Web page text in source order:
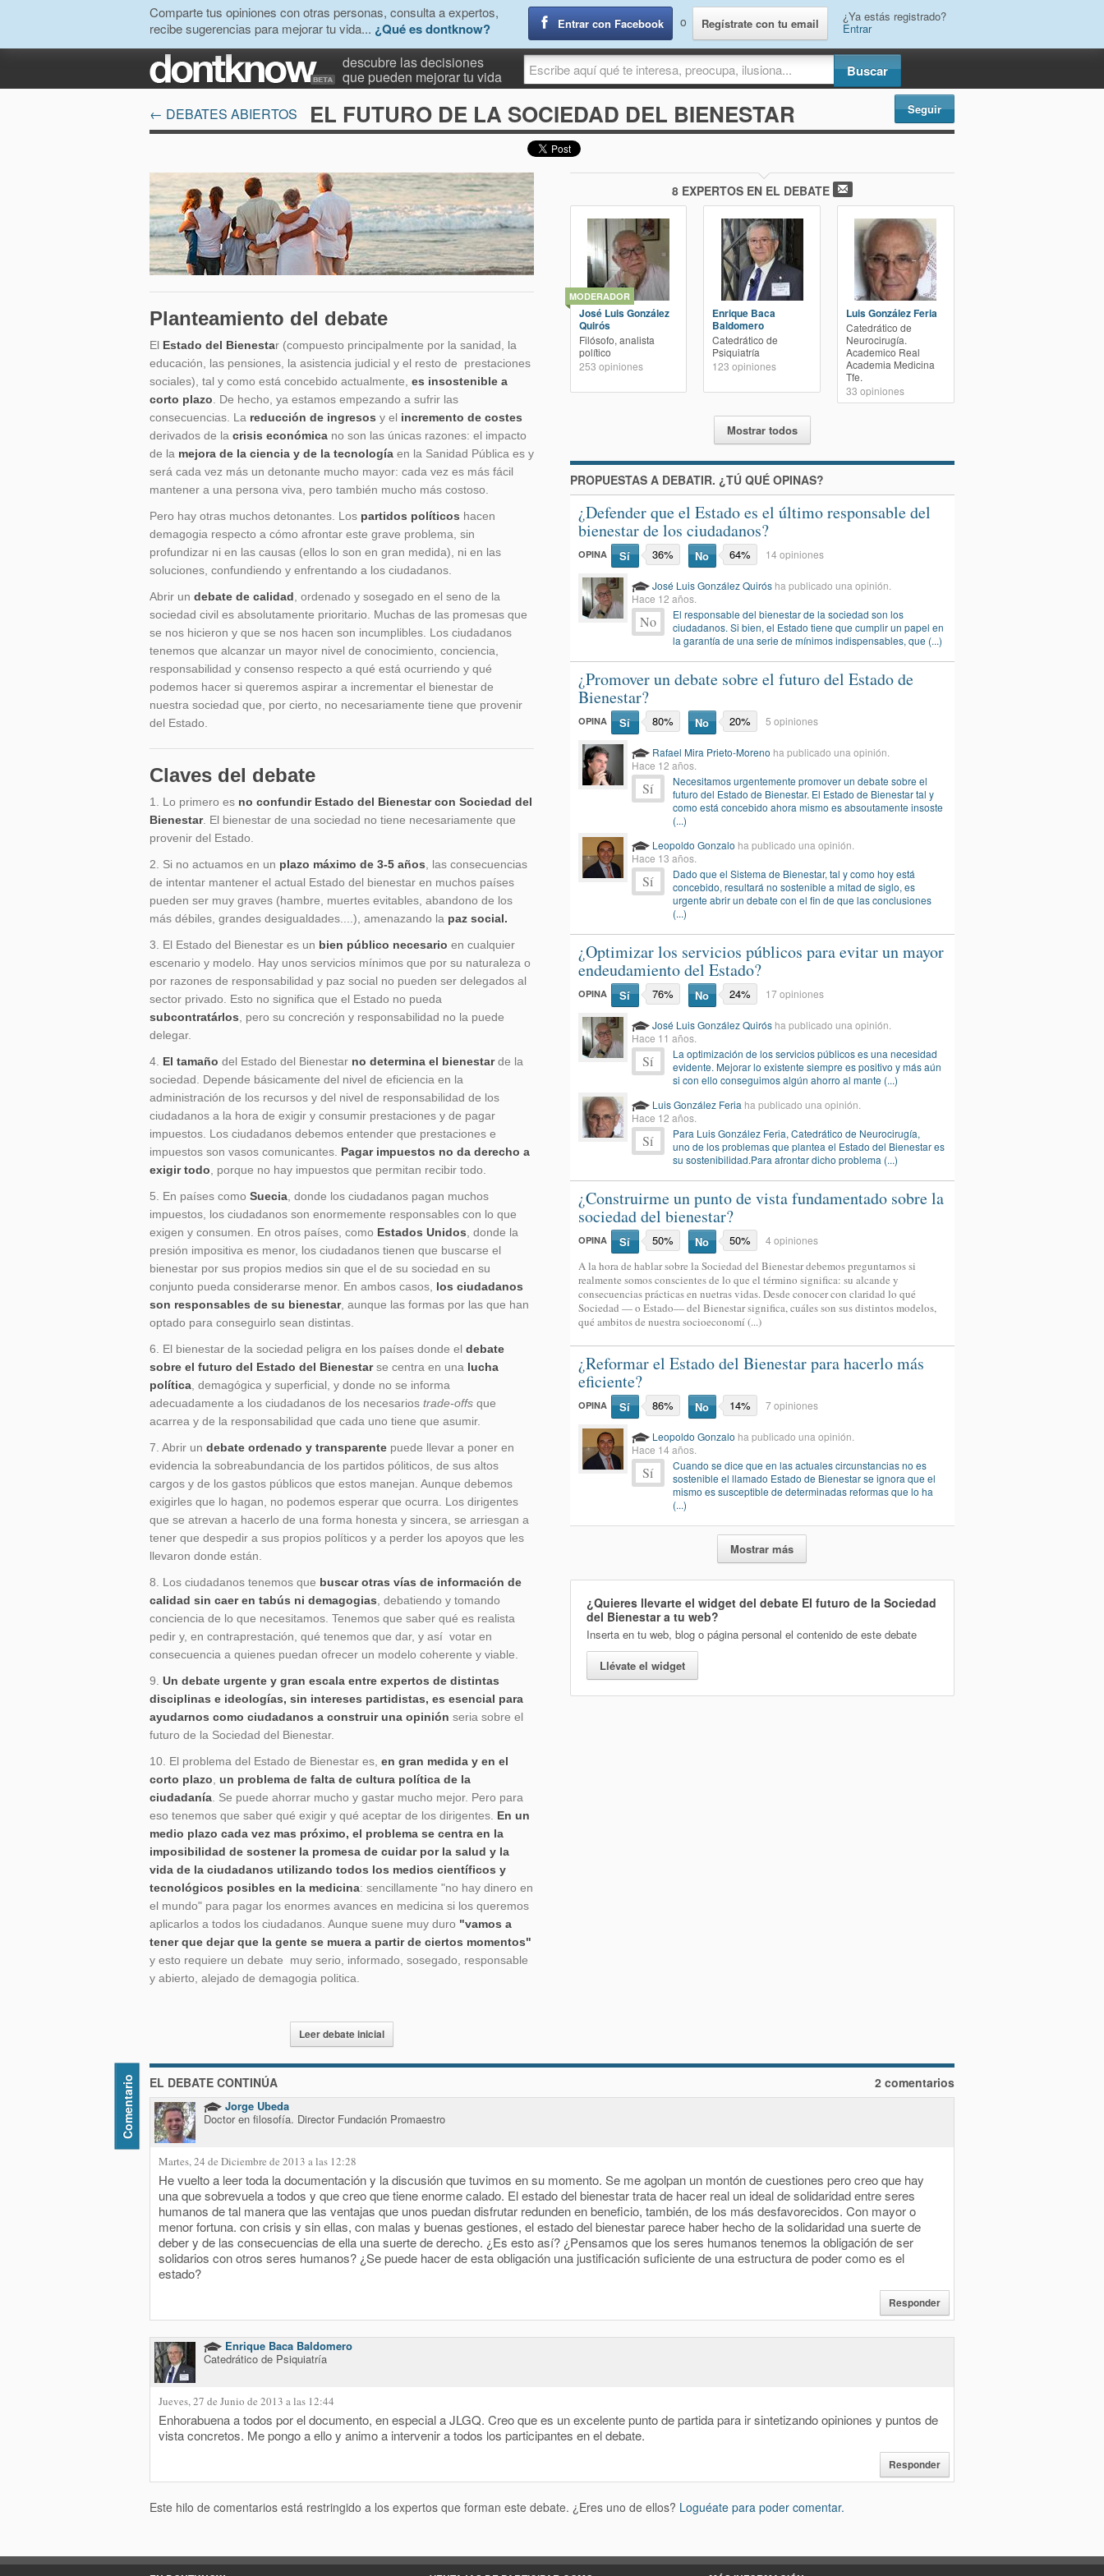
Comparte tus opiniones con otras personas, consulta a expertos,
recibe sugerencias para mejorar tu vida... ¿Qué es dontknow? Entrar con Facebook o Regístrate con tu email ¿Ya estás registrado?
Entrar
descubre las decisiones
que pueden mejorar tu vida
← DEBATES ABIERTOS
EL FUTURO DE LA SOCIEDAD DEL BIENESTAR Seguir
Planteamiento del debate
El Estado del Bienestar (compuesto principalmente por la sanidad, la
educación, las pensiones, la asistencia judicial y el resto de prestaciones
sociales), tal y como está concebido actualmente, es insostenible a
corto plazo . De hecho, ya estamos empezando a sufrir las
consecuencias. La reducción de ingresos y el incremento de costes
derivados de la crisis económica no son las únicas razones: el impacto
de la mejora de la ciencia y de la tecnología en la Sanidad Pública es y
será cada vez más un detonante mucho mayor: cada vez es más fácil
mantener a una persona viva, pero también mucho más costoso.
Pero hay otras muchos detonantes. Los partidos políticos hacen
demagogia respecto a cómo afrontar este grave problema, sin
profundizar ni en las causas (ellos lo son en gran medida), ni en las
soluciones, confundiendo y enfrentando a los ciudadanos.
Abrir un debate de calidad , ordenado y sosegado en el seno de la
sociedad civil es absolutamente prioritario. Muchas de las promesas que
se nos hicieron y que se nos hacen son incumplibles. Los ciudadanos
tenemos que alcanzar un mayor nivel de conocimiento, conciencia,
responsabilidad y consenso respecto a qué está ocurriendo y qué
podemos hacer si queremos aspirar a incrementar el bienestar de
nuestra sociedad que, por cierto, no necesariamente tiene que provenir
del Estado.
Claves del debate
1. Lo primero es no confundir Estado del Bienestar con Sociedad del
Bienestar. El bienestar de una sociedad no tiene necesariamente que
provenir del Estado.
2. Si no actuamos en un plazo máximo de 3-5 años , las consecuencias
de intentar mantener el actual Estado del bienestar en muchos países
pueden ser muy graves (hambre, muertes evitables, abandono de los
más débiles, grandes desigualdades....), amenazando la paz social.
3. El Estado del Bienestar es un bien público necesario en cualquier
escenario y modelo. Hay unos servicios mínimos que por su naturaleza o
por razones de responsabilidad y paz social no pueden ser delegados al
sector privado. Esto no significa que el Estado no pueda
subcontratárlos , pero su concreción y responsabilidad no la puede
delegar.
4. El tamaño del Estado del Bienestar no determina el bienestarde la
sociedad. Depende básicamente del nivel de eficiencia en la
administración de los recursos y del nivel de responsabilidad de los
ciudadanos a la hora de exigir y consumir prestaciones y de pagar
impuestos. Los ciudadanos debemos entender que prestaciones e
impuestos son vasos comunicantes. Pagar impuestos no da derecho a
exigir todo , porque no hay impuestos que permitan recibir todo.
5. En países como Suecia , donde los ciudadanos pagan muchos
impuestos, los ciudadanos son enormemente responsables con lo que
exigen y consumen. En otros países, como Estados Unidos , donde la
presión impositiva es menor, los ciudadanos tienen que buscarse el
bienestar por sus propios medios sin que el de su sociedad en su
conjunto pueda considerarse menor. En ambos casos, los ciudadanos
son responsables de su bienestar, aunque las formas por las que han
optado para conseguirlo sean distintas.
6. El bienestar de la sociedad peligra en los países donde el debate
sobre el futuro del Estado del Bienestarse centra en una lucha
política , demagógica y superficial, y donde no se informa
adecuadamente a los ciudadanos de los necesarios trade-offs que
acarrea y de la responsabilidad que cada uno tiene que asumir.
7. Abrir un debate ordenado y transparente puede llevar a poner en
evidencia la sobreabundancia de los partidos póliticos, de sus altos
cargos y de los gastos públicos que estos manejan. Aunque debemos
exigirles que lo hagan, no podemos esperar que ocurra. Los dirigentes
que se atrevan a hacerlo de una forma honesta y sincera, se arriesgan a
tener que despedir a sus propios políticos y a perder los apoyos que les
llevaron donde están.
8. Los ciudadanos tenemos que buscar otras vías de información de
calidad sin caer en tabús ni demagogias , debatiendo y tomando
conciencia de lo que necesitamos. Tenemos que saber qué es realista
pedir y, en contraprestación, qué tenemos que dar, y así votar en
consecuencia a quienes puedan ofrecer un modelo coherente y viable.
9. Un debate urgente y gran escala entre expertos de distintas
disciplinas e ideologías, sin intereses partidistas, es esencial para
ayudarnos como ciudadanos a construir una opinión seria sobre el
futuro de la Sociedad del Bienestar.
10. El problema del Estado de Bienestar es, en gran medida y en el
corto plazo
un problema de falta de cultura política de la
ciudadanía . Se puede ahorrar mucho y gastar mucho mejor. Pero para
eso tenemos que saber qué exigir y qué aceptar de los dirigentes. En un
medio plazo cada vez mas próximo, el problema se centra en la
imposibilidad de sostener la promesa de cuidar por la salud y la
vida de la ciudadanos utilizando todos los medios científicos y
tecnológicos posibles en la medicina: sencillamente "no hay dinero en
el mundo" para pagar los enormes avances en medicina si los queremos
aplicarlos a todos los ciudadanos. Aunque suene muy duro "vamos a
tener que dejar que la gente se muera a partir de ciertos momentos"
y esto requiere un debate muy serio, informado, sosegado, responsable
y abierto, alejado de demagogia politica.
Leer debate inicial
8 EXPERTOS EN EL DEBATE
José Luis González
Quirós
Filósofo, analista
político
253 opiniones
MODERADOR
Enrique Baca
Baldomero
Catedrático de
Psiquiatría
123 opiniones
Luis González Feria
Catedrático de
Neurocirugía.
Academico Real
Academia Medicina
Tfe.
33 opiniones
Mostrar todos
PROPUESTAS A DEBATIR. ¿TÚ QUÉ OPINAS?
¿Defender que el Estado es el último responsable del
bienestar de los ciudadanos?
OPINA Sí 36% No 64% 14 opiniones
José Luis González Quirós ha publicado una opinión.
Hace 12 años.
No
El responsable del bienestar de la sociedad son los
ciudadanos. Si bien, el Estado tiene que cumplir un papel en
la garantía de una serie de mínimos indispensables, que (...)
¿Promover un debate sobre el futuro del Estado de
Bienestar?
OPINA Sí 80% No 20% 5 opiniones
Rafael Mira Prieto-Moreno ha publicado una opinión.
Hace 12 años.
Sí
Necesitamos urgentemente promover un debate sobre el
futuro del Estado de Bienestar. El Estado de Bienestar tal y
como está concebido ahora mismo es absoutamente insoste
(...)
Leopoldo Gonzalo ha publicado una opinión.
Hace 13 años.
Sí
Dado que el Sistema de Bienestar, tal y como hoy está
concebido, resultará no sostenible a mitad de siglo, es
urgente abrir un debate con el fin de que las conclusiones
(...)
¿Optimizar los servicios públicos para evitar un mayor
endeudamiento del Estado?
OPINA Sí 76% No 24% 17 opiniones
José Luis González Quirós ha publicado una opinión.
Hace 11 años.
Sí
La optimización de los servicios públicos es una necesidad
evidente. Mejorar lo existente siempre es positivo y más aún
si con ello conseguimos algún ahorro al mante (...)
Luis González Feria ha publicado una opinión.
Hace 12 años.
Sí
Para Luis González Feria, Catedrático de Neurocirugía,
uno de los problemas que plantea el Estado del Bienestar es
su sostenibilidad.Para afrontar dicho problema (...)
¿Construirme un punto de vista fundamentado sobre la
sociedad del bienestar?
OPINA Sí 50% No 50% 4 opiniones
A la hora de hablar sobre la Sociedad del Bienestar debemos preguntarnos si
realmente somos conscientes de lo que el término significa: su alcande y
consecuencias prácticas en nuetras vidas. Desde conocer con claridad lo qué
Sociedad — o Estado— del Bienestar significa, cuáles son sus distintos modelos,
qué ambitos de nuestra socioeconomí (...)
¿Reformar el Estado del Bienestar para hacerlo más
eficiente?
OPINA Sí 86% No 14% 7 opiniones
Leopoldo Gonzalo ha publicado una opinión.
Hace 14 años.
Sí
Cuando se dice que en las actuales circunstancias no es
sostenible el llamado Estado de Bienestar se ignora que el
mismo es susceptible de determinadas reformas que lo ha
(...)
Mostrar más
¿Quieres llevarte el widget del debate El futuro de la Sociedad
del Bienestara tu web?
Inserta en tu web, blog o página personal el contenido de este debate
Llévate el widget
Comentario EL DEBATE CONTINÚA 2 comentarios
Jorge Ubeda
Doctor en filosofía. Director Fundación Promaestro
Martes, 24 de Diciembre de 2013 a las 12:28
He vuelto a leer toda la documentación y la discusión que tuvimos en su momento. Se me agolpan un montón de cuestiones pero creo que hay
una que sobrevuela a todos y que creo que tiene enorme calado. El estado del bienestar trata de hacer real un ideal de solidaridad entre seres
humanos de tal manera que las ventajas que unos puedan disfrutar redunden en beneficio, también, de los más desfavorecidos. Con mayor o
menor fortuna. con crisis y sin ellas, con malas y buenas gestiones, el estado del bienestar parece haber hecho de la solidaridad una suerte de
deber y de las consecuencias de ella una suerte de derecho. ¿Es esto así? ¿Pensamos que los seres humanos tenemos la obligación de ser
solidarios con otros seres humanos? ¿Se puede hacer de esta obligación una justificación suficiente de una estructura de poder como es el
estado?
Responder
Enrique Baca Baldomero
Catedrático de Psiquiatría
Jueves, 27 de Junio de 2013 a las 12:44
Enhorabuena a todos por el documento, en especial a JLGQ. Creo que es un excelente punto de partida para ir sintetizando opiniones y puntos de
vista concretos. Me pongo a ello y animo a intervenir a todos los participantes en el debate.
Responder
Este hilo de comentarios está restringido a los expertos que forman este debate. ¿Eres uno de ellos? Loguéate para poder comentar.